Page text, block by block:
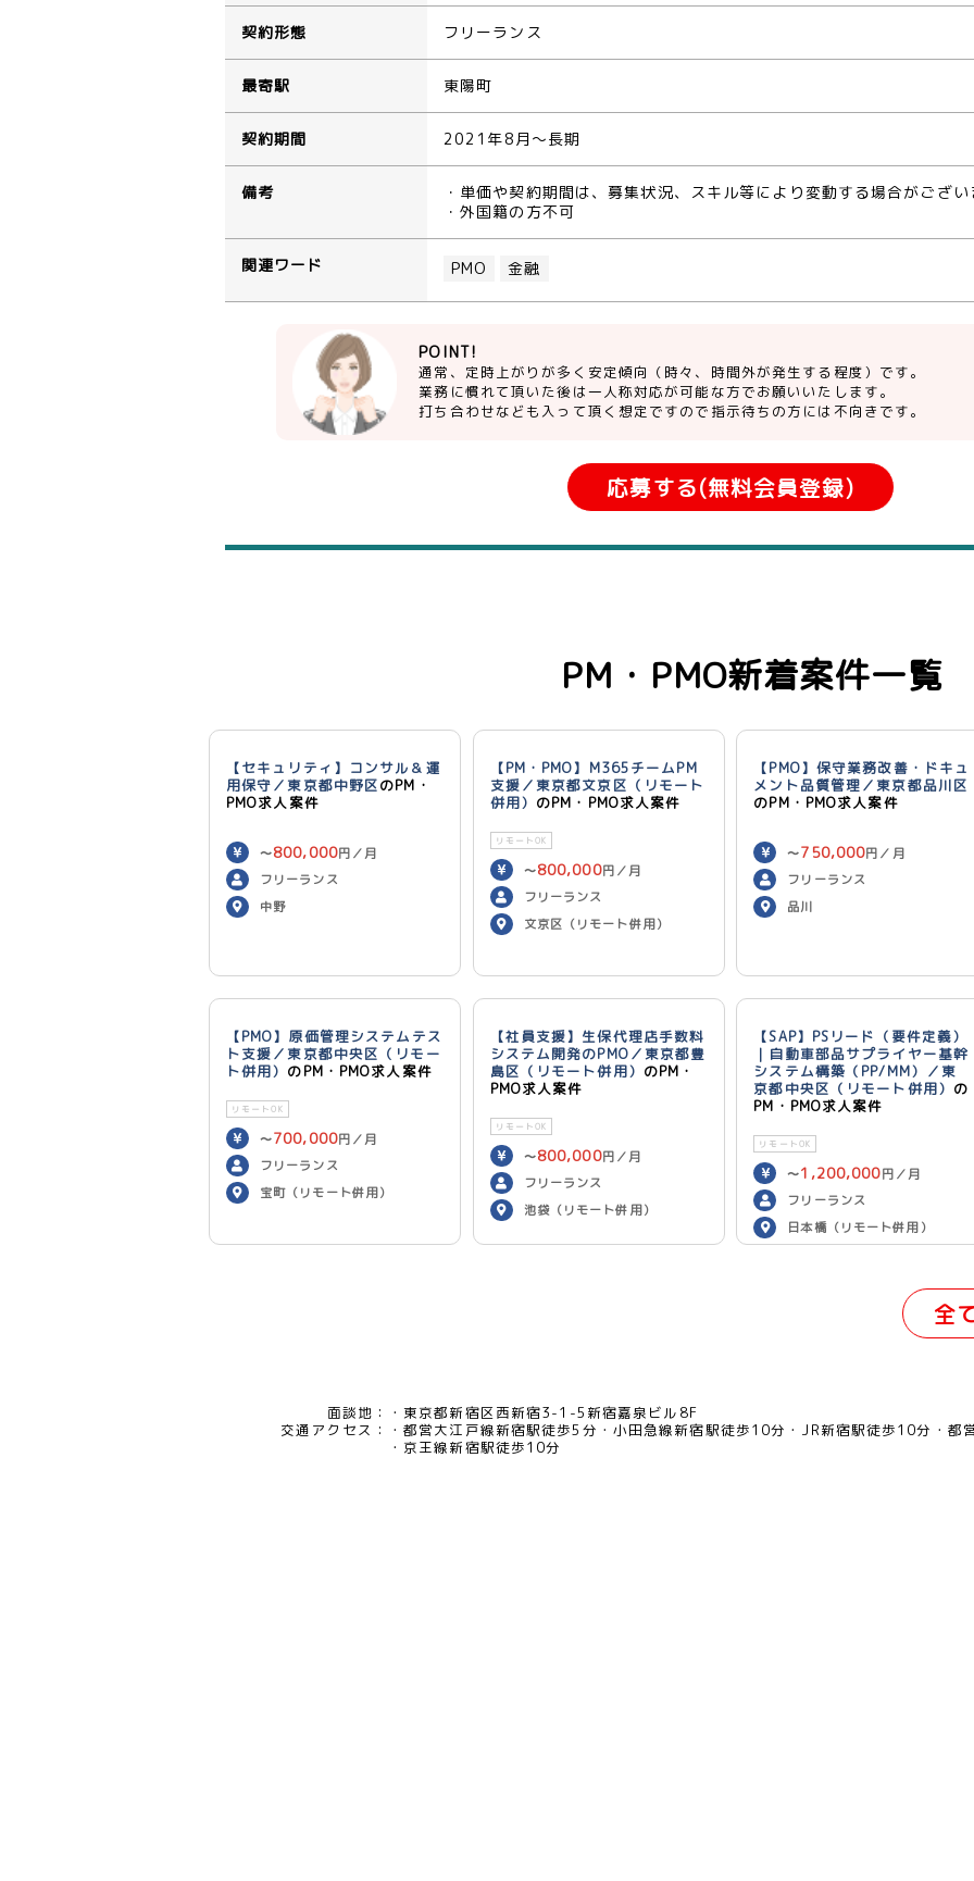
契約形態 フリーランス
最寄駅 東陽町
契約期間 2021年8月～長期
備考
・単価や契約期間は、募集状況、スキル等により変動する場合がござ
・外国籍の方不可
関連ワード PMO 金融
POINT!
通常、定時上がりが多く安定傾向（時々、時間外が発生する程度）です。
業務に慣れて頂いた後は一人称対応が可能な方でお願いいたします。
打ち合わせなども入って頂く想定ですので指示待ちの方には不向きです。
応募する(無料会員登録)
PM・PMO新着案件一覧
【セキュリティ】コンサル＆運
用保守／東京都中野区のPM・
PMO求人案件
〜800,000円／月
フリーランス
中野
【PM・PMO】M365チームPM
支援／東京都文京区（リモート
併用） のPM・PMO求人案件
リモートOK
〜800,000円／月
フリーランス
文京区（リモート併用）
【PMO】保守業務改善・ドキュ
メント品質管理／東京都品川区
のPM・PMO求人案件
〜750,000円／月
フリーランス
品川
【PMO】原価管理システムテス
ト支援／東京都中央区（リモー
ト併用） のPM・PMO求人案件
リモートOK
〜700,000円／月
フリーランス
宝町（リモート併用）
【社員支援】生保代理店手数料
システム開発のPMO／東京都豊
島区（リモート併用） のPM・
PMO求人案件
リモートOK
〜800,000円／月
フリーランス
池袋（リモート併用）
【SAP】PSリード（要件定義）
｜自動車部品サプライヤー基幹
システム構築（PP/MM）／東
京都中央区（リモート併用） の
PM・PMO求人案件
リモートOK
〜1,200,000円／月
フリーランス
日本橋（リモート併用）
全
面談地：
東京都新宿区西新宿3-1-5新宿嘉泉ビル8F
交通アクセス：
都営大江戸線新宿駅徒歩5分 小田急線新宿駅徒歩10分 JR新宿駅徒歩10分
都
京王線新宿駅徒歩10分